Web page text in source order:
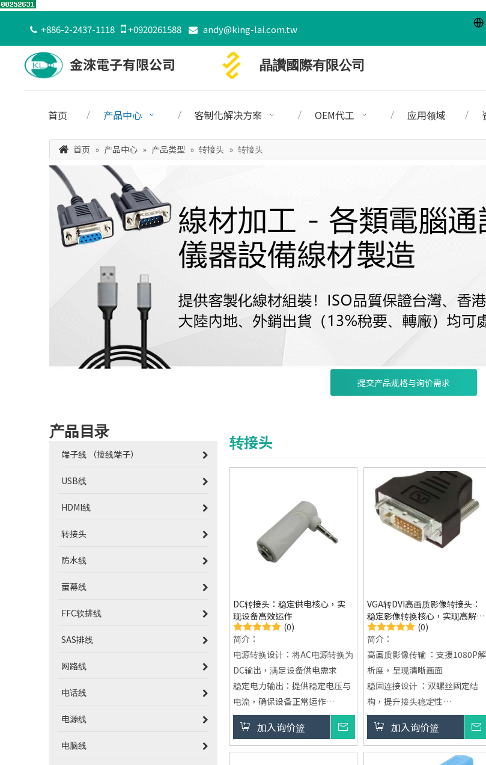
 +886-2-2437-1118 +0920261588  andy@king-lai.com.tw
首页 产品中心 客制化解决方案 OEM代工 应用领域
首页 » 产品中心 » 产品类型 » 转接头 » 转接头
提交产品规格与询价需求
产品目录
端子线 （接线端子）
USB线
HDMI线
转接头
防水线
萤幕线
FFC软排线
SAS排线
网路线
电话线
电源线
电脑线
转接头
DC转接头：稳定供电核心，实
现设备高效运作
(0)
简介：
电源转换设计：将AC电源转换为
DC输出，满足设备供电需求
稳定电力输出：提供稳定电压与
电流，确保设备正常运作
多元设备应用：适用各类电子设
备供电，使用灵活便利
客制化制造支援：可依需求开发
加入询价篮
VGA转DVI高画质影像转接头：
稳定影像转换核心，实现高解析
输出
(0)
简介：
高画质影像传输 ：支援1080P解
析度，呈现清晰画面
稳固连接设计 ：双螺丝固定结
构，提升接头稳定性
高遮蔽抗干扰 ：优异屏蔽效果，
确保讯号稳定传输
即插即用便利 ：免驱动设计，快
加入询价篮